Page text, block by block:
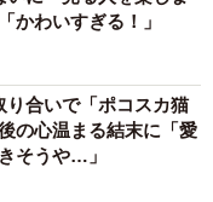
かわいすぎる！」
り合いで「ポコスカ猫
の心温まる結末に「愛
そうや…」